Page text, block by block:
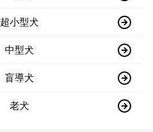
超小型犬
中型犬
盲導犬
老犬